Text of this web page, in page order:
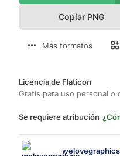
Copiar PNG
Más formatos
Licencia de Flaticon
Gratis para uso personal o
Se requiere atribución
welovegraphics